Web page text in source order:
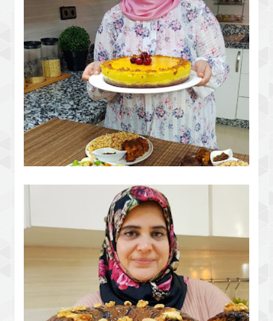
طورطة باردة بدون فرن